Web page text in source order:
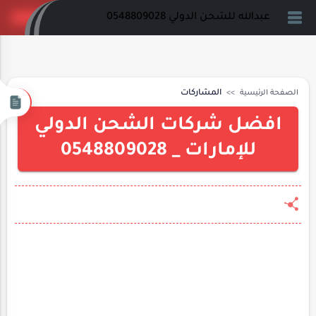
عبدالله للشحن الدولي 0548809028
الصفحة الرئيسية المشاركات
افضل شركات الشحن الدولي
للإمارات _ 0548809028